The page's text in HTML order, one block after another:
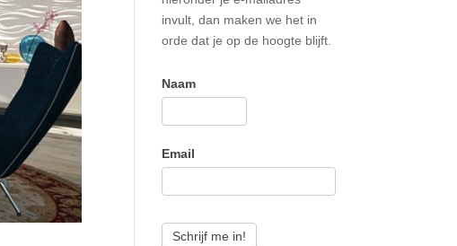
invult, dan maken we het in
orde dat je op de hoogte blijft.
Naam
Email
Schrijf me in!